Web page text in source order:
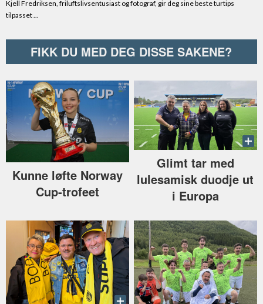
FIKK DU MED DEG DISSE SAKENE?
Kunne løfte Norway
Cup-trofeet
Glimt tar med
lulesamisk duodje ut
i Europa